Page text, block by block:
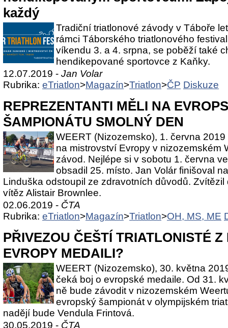
každý
Tradiční triatlonové závody v Táboře
rámci Táborského triatlonového
víkendu 3. a 4. srpna, se poběží také
hendikepované sportovce z Kaňky.
12.07.2019 - Jan Volar
Rubrika: eTriatlon>Magazín>Triatlon>ČP Diskuze
REPREZENTANTI MĚLI NA
ŠAMPIONÁTU SMOLNÝ DEN
WEERT (Nizozemsko), 1. června
na mistrovství Evropy v nizozemském
závod. Nejlépe si v sobotu 1. června
obsadil 25. místo. Jan Volár finišoval
Linduška odstoupil ze zdravotních důvodů.
vítěz Alistair Brownlee.
02.06.2019 - ČTA
Rubrika: eTriatlon>Magazín>Triatlon>OH, MS, ME
PŘIVEZOU ČEŠTÍ TRIATLONISTÉ Z
EVROPY MEDAILI?
WEERT (Nizozemsko), 30. května
čeká boj o evropské medaile. Od 31.
ně bude závodit v nizozemském
evropský šampionát v olympijském
nadějí bude Vendula Frintová.
30.05.2019 - ČTA